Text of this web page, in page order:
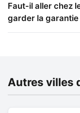
Faut-il aller chez
garder la
Autres villes